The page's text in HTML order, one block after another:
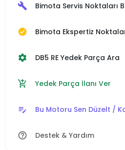
build Bimota Servis Noktaları
verified Bimota Ekspertiz
settings DB5 RE Yedek Parça Ara
add_shopping_cart Yedek Parça İlanı Ver
edit_note Bu Motoru Sen Düzelt /
help_outline Destek & Yardım